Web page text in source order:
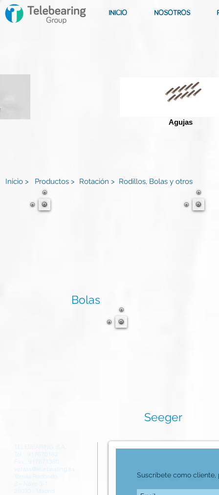
INICIO NOSOTROS
Agujas
Inicio > Productos > Rotación > Rodillos, Bolas y otros
Bolas
Seeger
TELEBEARING, S.A.
Tel.: 917670162
Fax.: 917671380
ventas@telebearing.es
Tomás Redondo,
2 – Nave 3-1
28033 - Madrid
Suscríbete como cliente,